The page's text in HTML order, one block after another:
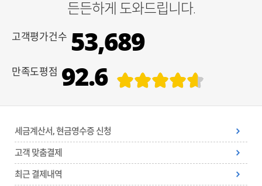
든든하게 도와드립니다.
고객평가건수 53,689
만족도평점 92.6
세금계산서, 현금영수증 신청
고객 맞춤결제
최근 결제내역